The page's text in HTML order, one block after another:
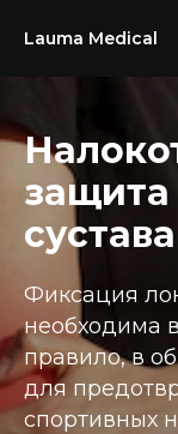
Lauma Medical
защита
сустава
Фиксация
необходима
правило, в
для
спортивных